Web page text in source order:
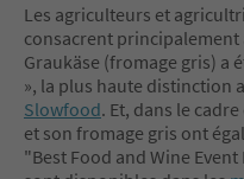
Les agriculteurs et
consacrent
Graukäse (fromage gris) a
», la plus haute distinction
Slowfood. Et, dans le
et son fromage gris ont
"Best Food and Wine